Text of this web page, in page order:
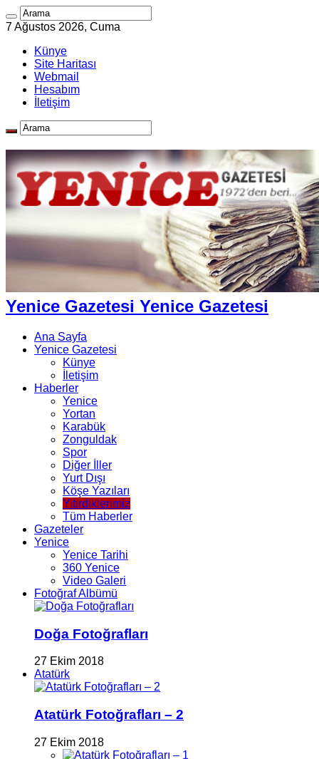
7 Ağustos 2026, Cuma
Künye
Site Haritası
Webmail
Hesabım
İletişim
Yenice Gazetesi Yenice Gazetesi
Ana Sayfa
Yenice Gazetesi
Künye
İletişim
Haberler
Yenice
Yortan
Karabük
Zonguldak
Spor
Diğer İller
Yurt Dışı
Köşe Yazıları
Yitirdiklerimiz
Tüm Haberler
Gazeteler
Yenice
Yenice Tarihi
360 Yenice
Video Galeri
Fotoğraf Albümü
Doğa Fotoğrafları
27 Ekim 2018
Atatürk
Atatürk Fotoğrafları – 2
27 Ekim 2018